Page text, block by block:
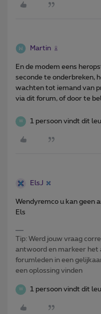
Martin
En de modem eens
seconde te onderbreken,
wachten tot iemand van
via dit forum, of door te
W 1 persoon vindt dit
ElsJ
Wendyremco u kan geen
Els
Tip: Werd jouw vraag
antwoord en markeer het
forumleden in een
een oplossing vinden
W 1 persoon vindt dit